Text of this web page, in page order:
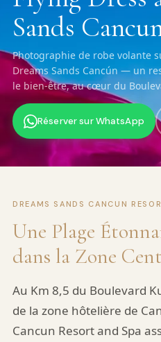
Sands
Photographie de robe volante
Dreams Sands Cancún — un
le bien-être, au cœur du
Réserver sur WhatsApp
DREAMS SANDS CANCUN
Une Plage
dans la Zone
Au Km 8,5 du Boulevard
de la zone hôtelière de
Cancun Resort and Spa